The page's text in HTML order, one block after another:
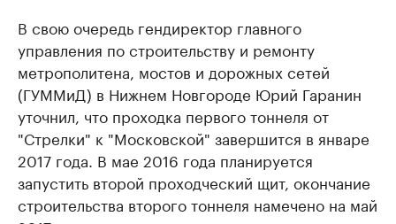
В свою очередь гендиректор главного
управления по строительству и ремонту
метрополитена, мостов и дорожных сетей
(ГУММиД) в Нижнем Новгороде Юрий Гаранин
уточнил, что проходка первого тоннеля от
"Стрелки" к "Московской" завершится в январе
2017 года. В мае 2016 года планируется
запустить второй проходческий щит, окончание
строительства второго тоннеля намечено на май